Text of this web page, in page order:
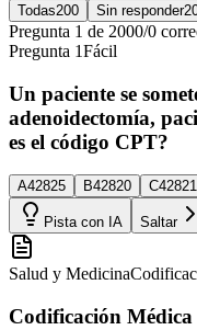
Todas200 Sin responder
Pregunta 1 de 2000/0
Pregunta 1Fácil
Un paciente se
adenoidectomía,
es el código CPT?
A42825 B42820 C42821
Pista con IA Saltar
Salud y Medicina
Codificación Médica